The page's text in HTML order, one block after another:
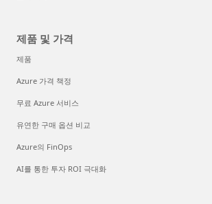
제품 및 가격
제품
Azure 가격 책정
무료 Azure 서비스
유연한 구매 옵션 비교
Azure의 FinOps
AI를 통한 투자 ROI 극대화